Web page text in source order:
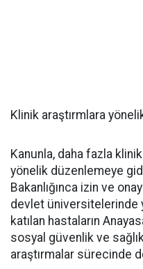
Klinik araştırmlara
Kanunla, daha fazla
yönelik düzenlemeye
Bakanlığınca izin ve
devlet üniversitelerinde
katılan hastaların
sosyal güvenlik ve
araştırmalar sürecinde